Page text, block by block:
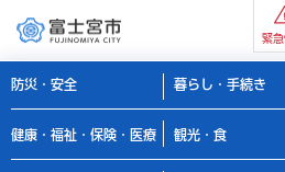
緊
防災・安全 暮らし・手続き
健康・福祉・保険・医療 観光・食